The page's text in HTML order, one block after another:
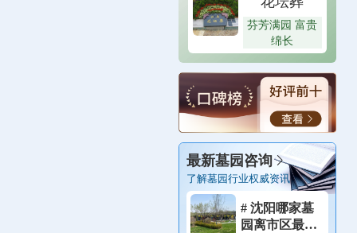
芬芳满园 富贵
绵长
最新墓园咨询
了解墓园行业权威资讯
# 沈阳哪家墓
园离市区最